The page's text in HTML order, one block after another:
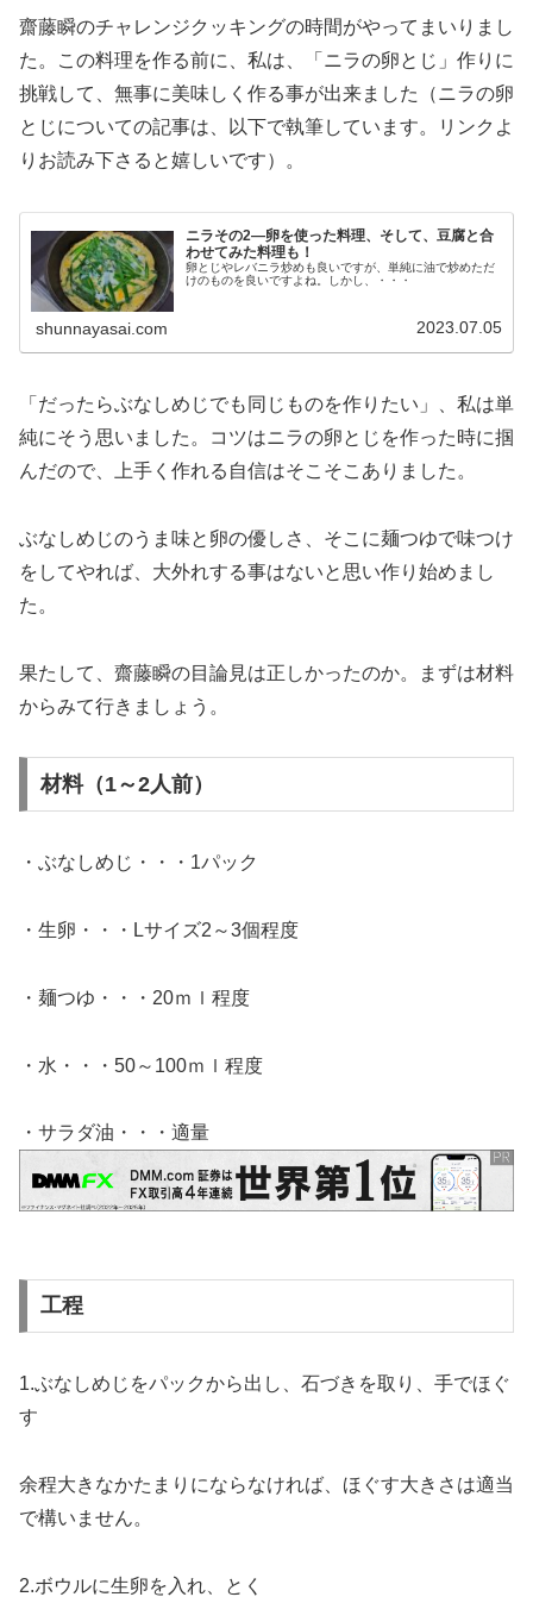
齋藤瞬のチャレンジクッキングの時間がやってまいりまし
た。この料理を作る前に、私は、「ニラの卵とじ」作りに
挑戦して、無事に美味しく作る事が出来ました（ニラの卵
とじについての記事は、以下で執筆しています。リンクよ
りお読み下さると嬉しいです）。
ニラその2―卵を使った料理、そして、豆腐と合
わせてみた料理も！
卵とじやレバニラ炒めも良いですが、単純に油で炒めただ
けのものを良いですよね。しかし、・・・
shunnayasai.com 2023.07.05
「だったらぶなしめじでも同じものを作りたい」、私は単
純にそう思いました。コツはニラの卵とじを作った時に掴
んだので、上手く作れる自信はそこそこありました。
ぶなしめじのうま味と卵の優しさ、そこに麺つゆで味つけ
をしてやれば、大外れする事はないと思い作り始めまし
た。
果たして、齋藤瞬の目論見は正しかったのか。まずは材料
からみて行きましょう。
材料（1～2人前）
・ぶなしめじ・・・1パック
・生卵・・・Lサイズ2～3個程度
・麺つゆ・・・20ｍｌ程度
・水・・・50～100ｍｌ程度
・サラダ油・・・適量
工程
1.ぶなしめじをパックから出し、石づきを取り、手でほぐ
す
余程大きなかたまりにならなければ、ほぐす大きさは適当
で構いません。
2.ボウルに生卵を入れ、とく